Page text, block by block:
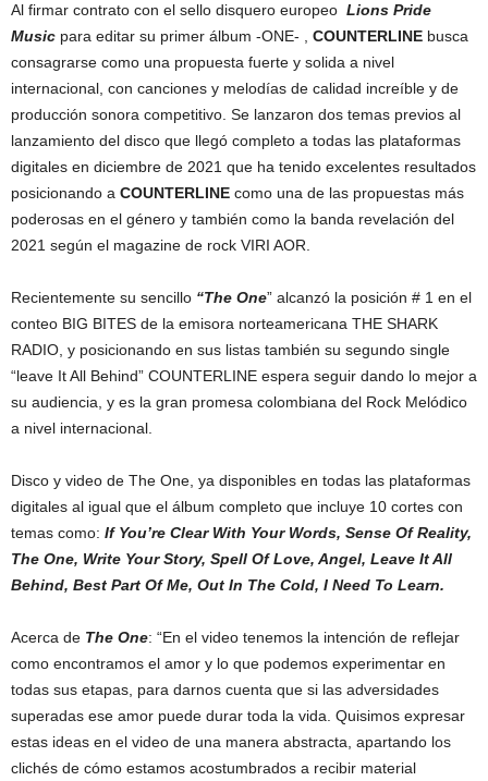
Al firmar contrato con el sello disquero europeo Lions Pride
Music para editar su primer álbum -ONE- , COUNTERLINE busca
consagrarse como una propuesta fuerte y solida a nivel
internacional, con canciones y melodías de calidad increíble y de
producción sonora competitivo. Se lanzaron dos temas previos al
lanzamiento del disco que llegó completo a todas las plataformas
digitales en diciembre de 2021 que ha tenido excelentes resultados
posicionando a COUNTERLINE como una de las propuestas más
poderosas en el género y también como la banda revelación del
2021 según el magazine de rock VIRI AOR.
Recientemente su sencillo “The One” alcanzó la posición # 1 en el
conteo BIG BITES de la emisora norteamericana THE SHARK
RADIO, y posicionando en sus listas también su segundo single
“leave It All Behind” COUNTERLINE espera seguir dando lo mejor a
su audiencia, y es la gran promesa colombiana del Rock Melódico
a nivel internacional.
Disco y video de The One, ya disponibles en todas las plataformas
digitales al igual que el álbum completo que incluye 10 cortes con
temas como: If You’re Clear With Your Words, Sense Of Reality,
The One, Write Your Story, Spell Of Love, Angel, Leave It All
Behind, Best Part Of Me, Out In The Cold, I Need To Learn.
Acerca de The One: “En el video tenemos la intención de reflejar
como encontramos el amor y lo que podemos experimentar en
todas sus etapas, para darnos cuenta que si las adversidades
superadas ese amor puede durar toda la vida. Quisimos expresar
estas ideas en el video de una manera abstracta, apartando los
clichés de cómo estamos acostumbrados a recibir material